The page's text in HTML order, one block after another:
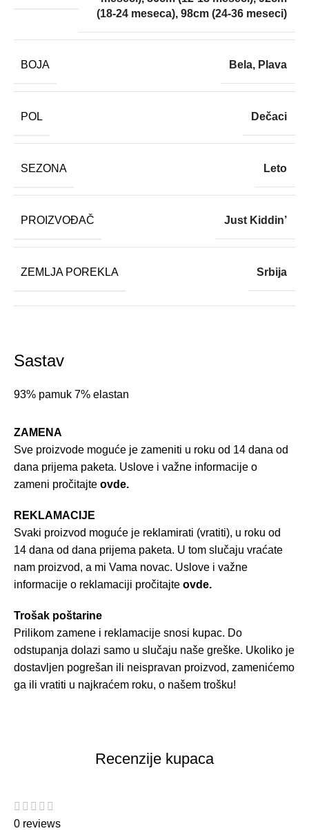
(18-24 meseca), 98cm (24-36 meseci)
BOJA Bela, Plava
POL Dečaci
SEZONA Leto
PROIZVOĐAČ Just Kiddin’
ZEMLJA POREKLA Srbija
Sastav
93% pamuk 7% elastan
ZAMENA
Sve proizvode moguće je zameniti u roku od 14 dana od
dana prijema paketa. Uslove i važne informacije o
zameni pročitajte ovde.
REKLAMACIJE
Svaki proizvod moguće je reklamirati (vratiti), u roku od
14 dana od dana prijema paketa. U tom slučaju vraćate
nam proizvod, a mi Vama novac. Uslove i važne
informacije o reklamaciji pročitajte ovde.
Trošak poštarine
Prilikom zamene i reklamacije snosi kupac. Do
odstupanja dolazi samo u slučaju naše greške. Ukoliko je
dostavljen pogrešan ili neispravan proizvod, zamenićemo
ga ili vratiti u najkraćem roku, o našem trošku!
Recenzije kupaca
0 reviews